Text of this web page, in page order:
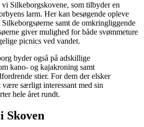
Silkeborgskovene, som tilbyder en
larm. Her kan besøgende opleve
samt de omkringliggende
giver mulighed for både svømmeture
picnics ved vandet.
byder også på adskillige
kano- og kajakroning samt
stier. For dem der elsker
særligt interessant med sin
hele året rundt.